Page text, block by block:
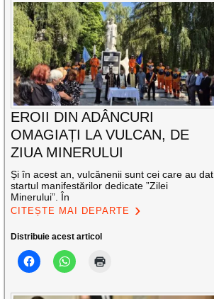
EROII DIN ADÂNCURI
OMAGIAȚI LA VULCAN, DE
ZIUA MINERULUI
Și în acest an, vulcănenii sunt cei care au dat
startul manifestărilor dedicate ”Zilei
Minerului”. În
CITEȘTE MAI DEPARTE
Distribuie acest articol